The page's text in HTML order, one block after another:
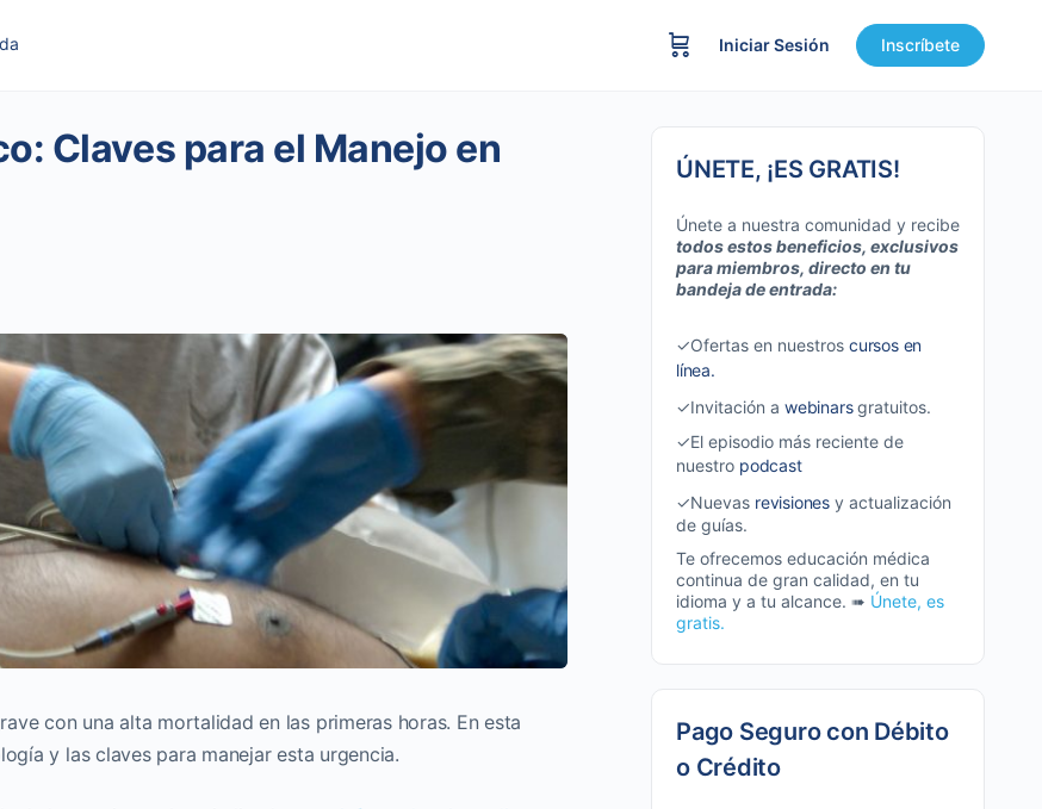
Iniciar Sesión Inscríbete
Claves para el Manejo en
con una alta mortalidad en las primeras horas. En esta
y las claves para manejar esta urgencia.
ÚNETE, ¡ES GRATIS!
Únete a nuestra comunidad y recibe
todos estos beneficios, exclusivos
para miembros, directo en tu
bandeja de entrada:
✓Ofertas en nuestros cursos en
línea.
✓Invitación a webinarsgratuitos.
✓El episodio más reciente de
nuestro podcast
✓Nuevas revisionesy actualización
de guías.
Te ofrecemos educación médica
continua de gran calidad, en tu
idioma y a tu alcance. ➠ Únete, es
gratis.
Pago Seguro con Débito
o Crédito